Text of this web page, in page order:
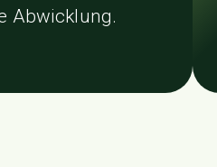
Abwicklung.